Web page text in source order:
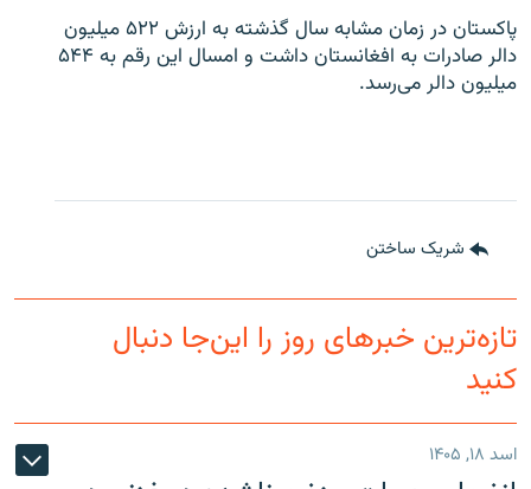
پاکستان در زمان مشابه سال گذشته به ارزش ۵۲۲ میلیون
دالر صادرات به افغانستان داشت و امسال این رقم به ۵۴۴
میلیون دالر می‌رسد.
شریک ساختن
تازه‌ترین خبرهای روز را این‌جا دنبال
کنید
اسد ۱۸, ۱۴۰۵